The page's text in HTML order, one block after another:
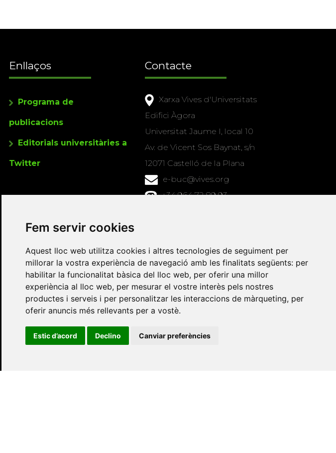
Fem servir cookies
Aquest lloc web utilitza cookies i altres tecnologies de seguiment per
millorar la vostra experiència de navegació amb les finalitats següents: per
habilitar la funcionalitat bàsica del lloc web, per oferir una millor
experiència al lloc web, per mesurar el vostre interès pels nostres
productes i serveis i per personalitzar les interaccions de màrqueting, per
oferir anuncis més rellevants per a vostè.
Estic d’acord Declino Canviar preferències
Enllaços
Programa de
publicacions
Editorials universitàries a
Twitter
Contacte
Xarxa Vives d'Universitats
Edifici Àgora
Universitat Jaume I, local 10
Av. de Vicent Sos Baynat, s/n
12071 Castelló de la Plana
e-buc@vives.org
+34 964 72 89 93